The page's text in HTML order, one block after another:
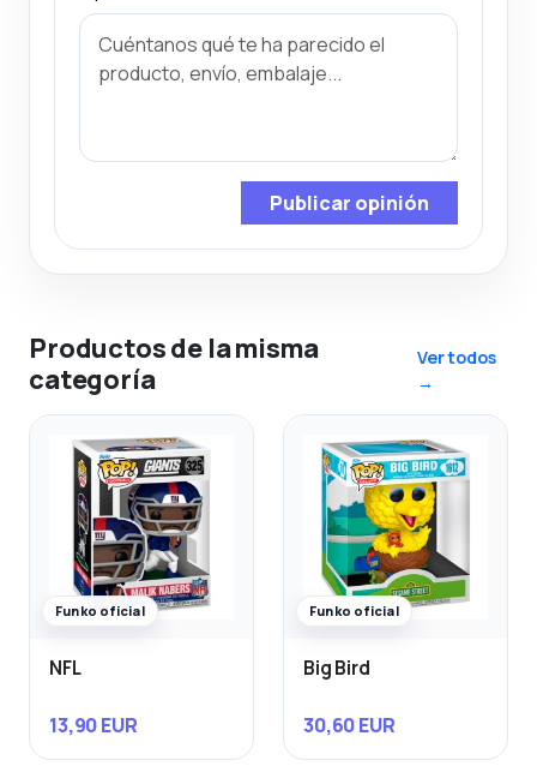
Publicar opinión
Productos de la misma
categoría
Ver todos
→
Funko oficial
NFL
13,90 EUR
Funko oficial
Big Bird
30,60 EUR